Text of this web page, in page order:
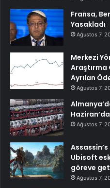
Fransa,
Yasakladı
Ağustos 7,
Merkezi
Araştırma
Ayrılan
Ağustos 7,
Ağustos 7,
Ubisoft
göreve
Ağustos 7,